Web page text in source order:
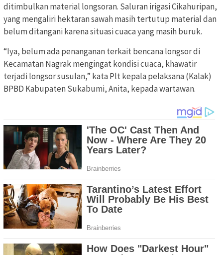
ditimbulkan material longsoran. Saluran irigasi Cikahuripan,
yang mengaliri hektaran sawah masih tertutup material dan
belum ditangani karena situasi cuaca yang masih buruk.
“Iya, belum ada penanganan terkait bencana longsor di
Kecamatan Nagrak mengingat kondisi cuaca, khawatir
terjadi longsor susulan,” kata Plt kepala pelaksana (Kalak)
BPBD Kabupaten Sukabumi, Anita, kepada wartawan.